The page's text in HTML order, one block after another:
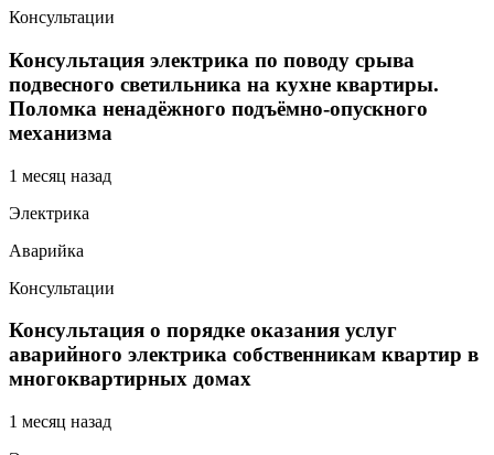
Консультации
Консультация электрика по поводу срыва
подвесного светильника на кухне квартиры.
Поломка ненадёжного подъёмно-опускного
механизма
1 месяц назад
Электрика
Аварийка
Консультации
Консультация о порядке оказания услуг
аварийного электрика собственникам квартир в
многоквартирных домах
1 месяц назад